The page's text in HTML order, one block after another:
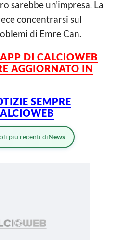
sarebbe un’impresa. La
concentrarsi sul
di Emre Can.
APP DI CALCIOWEB
AGGIORNATO IN
SEMPRE
più recenti diNews